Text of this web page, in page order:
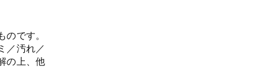
です。
／汚れ／
の上、他